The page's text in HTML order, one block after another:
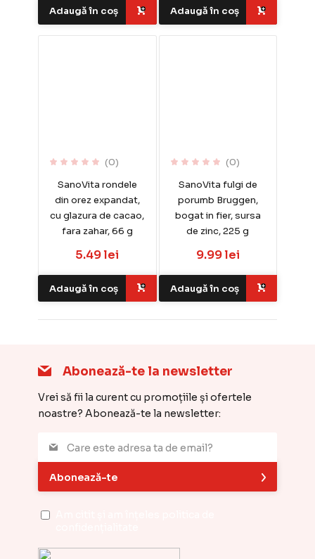
Adaugă în coș Adaugă în coș
(0)
SanoVita rondele
din orez expandat,
cu glazura de cacao,
fara zahar, 66 g
5.49 lei
Adaugă în coș
(0)
SanoVita fulgi de
porumb Bruggen,
bogat in fier, sursa
de zinc, 225 g
9.99 lei
Adaugă în coș
Abonează-te la newsletter
Vrei să fii la curent cu promoțiile și ofertele
noastre? Abonează-te la newsletter:
Abonează-te